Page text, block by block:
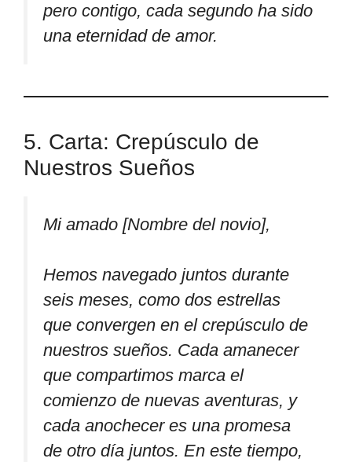
pero contigo, cada segundo ha sido
una eternidad de amor.
5. Carta: Crepúsculo de
Nuestros Sueños
Mi amado [Nombre del novio],
Hemos navegado juntos durante
seis meses, como dos estrellas
que convergen en el crepúsculo de
nuestros sueños. Cada amanecer
que compartimos marca el
comienzo de nuevas aventuras, y
cada anochecer es una promesa
de otro día juntos. En este tiempo,